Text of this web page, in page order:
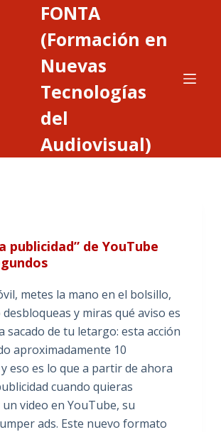
FONTA
(Formación en
Nuevas
Tecnologías
del
Audiovisual)
publicidad” de YouTube
metes la mano en el bolsillo,
desbloqueas y miras qué aviso es
sacado de tu letargo: esta acción
aproximadamente 10
eso es lo que a partir de ahora
cuando quieras
video en YouTube, su
ads. Este nuevo formato